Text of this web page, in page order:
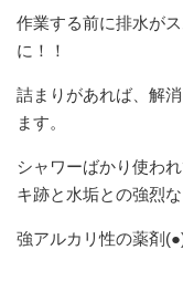
作業する前に排水が
に！！
詰まりがあれば、解
ます。
シャワーばかり使わ
キ跡と水垢との強烈
強アルカリ性の薬剤